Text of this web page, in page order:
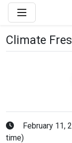
Climate
February 11,
time)